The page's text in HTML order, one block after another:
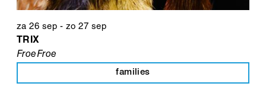
za 26 sep - zo 27 sep
TRIX
FroeFroe
families